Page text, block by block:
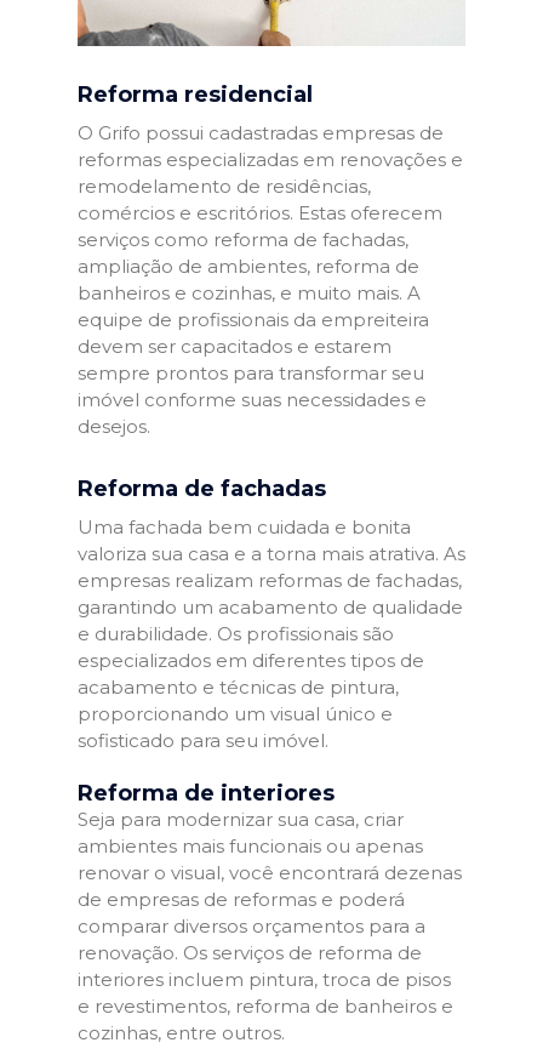
Reforma residencial
O Grifo possui cadastradas empresas de
reformas especializadas em renovações e
remodelamento de residências,
comércios e escritórios. Estas oferecem
serviços como reforma de fachadas,
ampliação de ambientes, reforma de
banheiros e cozinhas, e muito mais. A
equipe de profissionais da empreiteira
devem ser capacitados e estarem
sempre prontos para transformar seu
imóvel conforme suas necessidades e
desejos.
Reforma de fachadas
Uma fachada bem cuidada e bonita
valoriza sua casa e a torna mais atrativa. As
empresas realizam reformas de fachadas,
garantindo um acabamento de qualidade
e durabilidade. Os profissionais são
especializados em diferentes tipos de
acabamento e técnicas de pintura,
proporcionando um visual único e
sofisticado para seu imóvel.
Reforma de interiores
Seja para modernizar sua casa, criar
ambientes mais funcionais ou apenas
renovar o visual, você encontrará dezenas
de empresas de reformas e poderá
comparar diversos orçamentos para a
renovação. Os serviços de reforma de
interiores incluem pintura, troca de pisos
e revestimentos, reforma de banheiros e
cozinhas, entre outros.